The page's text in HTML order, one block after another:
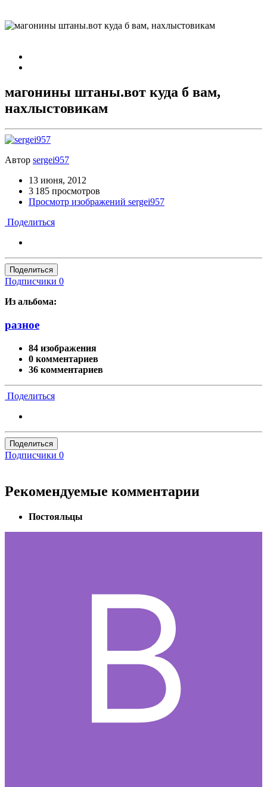
магонины штаны.вот куда б вам,
нахлыстовикам
Автор sergei957
13 июня, 2012
3 185 просмотров
Просмотр изображений sergei957
Поделиться
Поделиться
Подписчики 0
Из альбома:
разное
84 изображения
0 комментариев
36 комментариев
Поделиться
Поделиться
Подписчики 0
Рекомендуемые комментарии
Постояльцы